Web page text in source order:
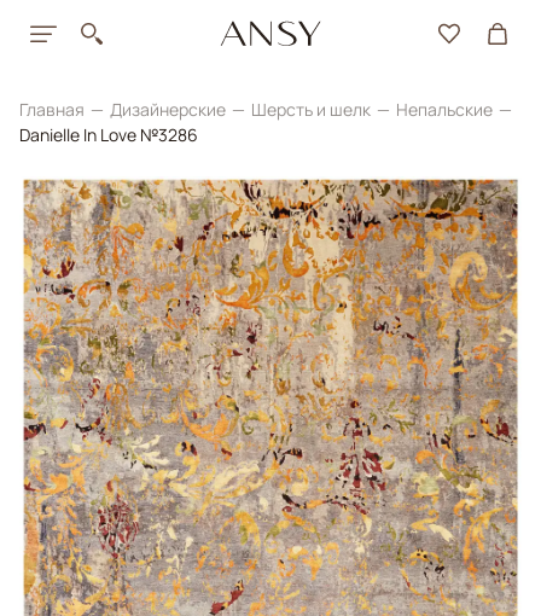
Главная Дизайнерские Шерсть и шелк
Непальские
Danielle In Love №3286